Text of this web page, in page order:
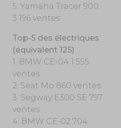
5. Yamaha Tracer 900
3 196 ventes
Top-5 des électriques
(équivalent 125)
1. BMW CE-04 1 555
ventes
2. Seat Mo 860 ventes
3. Segway E300 SE 797
ventes
4. BMW CE-02 704